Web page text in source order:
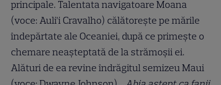
principale. Talentata navigatoare Moana
(voce: Auli’i Cravalho) călătorește pe mările
îndepărtate ale Oceaniei, după ce primește o
chemare neașteptată de la strămoșii ei.
Alături de ea revine îndrăgitul semizeu Maui